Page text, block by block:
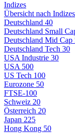
Indizes
Übersicht nach
Deutschland 40
Deutschland Small
Deutschland Mid Cap
Deutschland Tech 30
USA Industrie 30
USA 500
US Tech 100
Eurozone 50
FTSE-100
Schweiz 20
Österreich 20
Japan 225
Hong Kong 50